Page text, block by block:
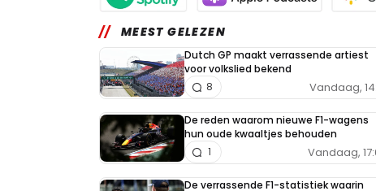
MEEST GELEZEN
Dutch GP maakt verrassende artiest
voor volkslied bekend
Vandaag,
8
De reden waarom nieuwe F1-wagens
hun oude kwaaltjes behouden
Vandaag,
1
De verrassende F1-statistiek waarin